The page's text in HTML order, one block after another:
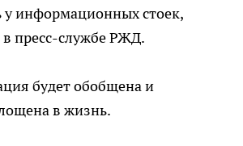
у информационных стоек,
пресс-службе РЖД.
будет обобщена и
в жизнь.